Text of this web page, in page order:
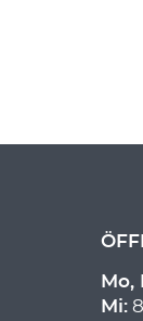
Mo,
Mi: